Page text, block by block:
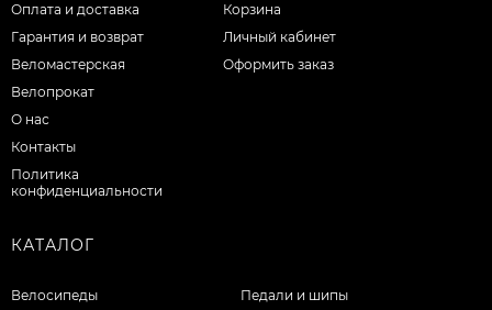
Оплата и доставка
Гарантия и возврат
Веломастерская
Велопрокат
О нас
Контакты
Политика
конфиденциальности
Корзина
Личный кабинет
Оформить заказ
КАТАЛОГ
Велосипеды
Педали и шипы